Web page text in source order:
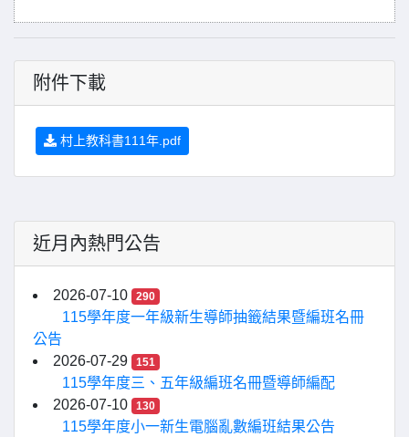
附件下載
村上教科書111年.pdf
近月內熱門公告
2026-07-10 290
115學年度一年級新生導師抽籤結果暨編班名冊
公告
2026-07-29
151
115學年度三、五年級編班名冊暨導師編配
2026-07-10
130
115學年度小一新生電腦亂數編班結果公告